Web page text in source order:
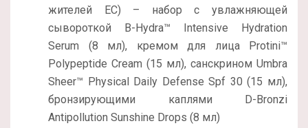
жителей ЕС) – набор с увлажняющей
сывороткой B-Hydra™ Intensive Hydration
Serum (8 мл), кремом для лица Protini™
Polypeptide Cream (15 мл), санскрином Umbra
Sheer™ Physical Daily Defense Spf 30 (15 мл),
бронзирующими каплями D-Bronzi
Antipollution Sunshine Drops (8 мл)